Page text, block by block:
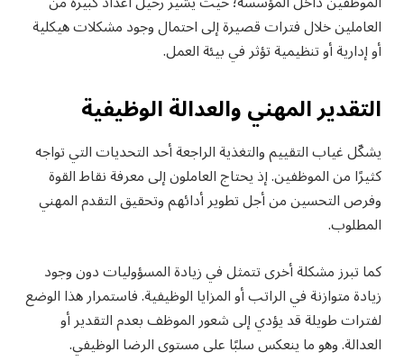
العاملين خلال فترات قصيرة إلى احتمال وجود مشكلات هيكلية
أو إدارية أو تنظيمية تؤثر في بيئة العمل.
التقدير المهني والعدالة الوظيفية
يشكّل غياب التقييم والتغذية الراجعة أحد التحديات التي تواجه
كثيرًا من الموظفين. إذ يحتاج العاملون إلى معرفة نقاط القوة
وفرص التحسين من أجل تطوير أدائهم وتحقيق التقدم المهني
المطلوب.
كما تبرز مشكلة أخرى تتمثل في زيادة المسؤوليات دون وجود
زيادة متوازنة في الراتب أو المزايا الوظيفية. فاستمرار هذا الوضع
لفترات طويلة قد يؤدي إلى شعور الموظف بعدم التقدير أو
العدالة. وهو ما ينعكس سلبًا على مستوى الرضا الوظيفي.